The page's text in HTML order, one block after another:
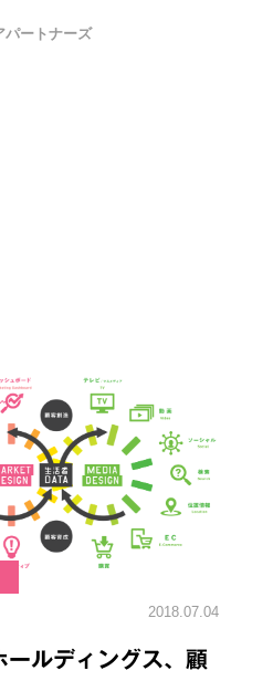
パートナーズ
2018.07.04
ールディングス、顧